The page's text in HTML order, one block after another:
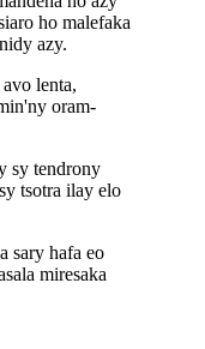
ho malefaka
azy.
lenta,
oram-
sy tendrony
tsotra ilay elo
sary hafa eo
miresaka